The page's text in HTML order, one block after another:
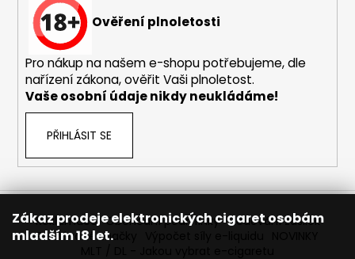
Zákaz prodeje elektronických cigaret osobám
mladším 18 let.
Ověření plnoletosti
Pro nákup na našem e-shopu potřebujeme, dle
nařízení zákona, ověřit Vaši plnoletost.
Vaše osobní údaje nikdy neukládáme!
PŘIHLÁSIT SE
Reklamace Obchodní podmínky Sledování zásilek
Prodávané značky